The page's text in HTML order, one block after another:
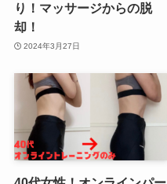
り！マッサージからの脱
却！
2024年3月27日